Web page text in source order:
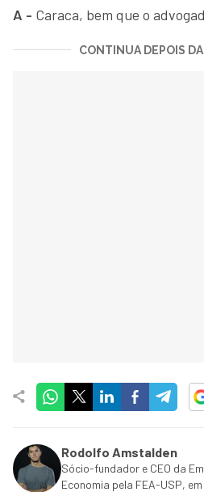
A - Caraca, bem que o
CONTINUA DEPOIS
Rodolfo Amstalden
Sócio-fundador e CEO da
Economia pela FEA-USP,